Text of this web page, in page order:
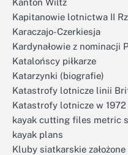
Kanton Wiltz
Kapitanowie lotnictwa II
Karaczajo-Czerkiesja
Kardynałowie z nominacji
Katalońscy piłkarze
Katarzynki (biografie)
Katastrofy lotnicze linii
Katastrofy lotnicze w 1972
kayak cutting files metric
kayak plans
Kluby siatkarskie założone